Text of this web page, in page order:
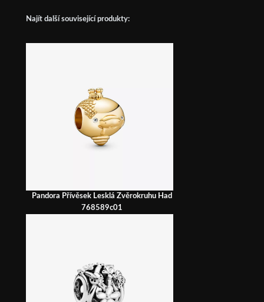
Najít další související produkty:
Pandora Přívěsek Lesklá Zvěrokruhu Had
768589c01